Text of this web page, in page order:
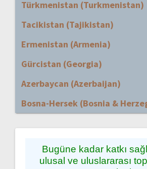
Türkmenistan (Turkmenistan)
Tacikistan (Tajikistan)
Ermenistan (Armenia)
Gürcistan (Georgia)
Azerbaycan (Azerbaijan)
Bosna-Hersek (Bosnia &
Bugüne kadar katkı
ulusal ve uluslararası